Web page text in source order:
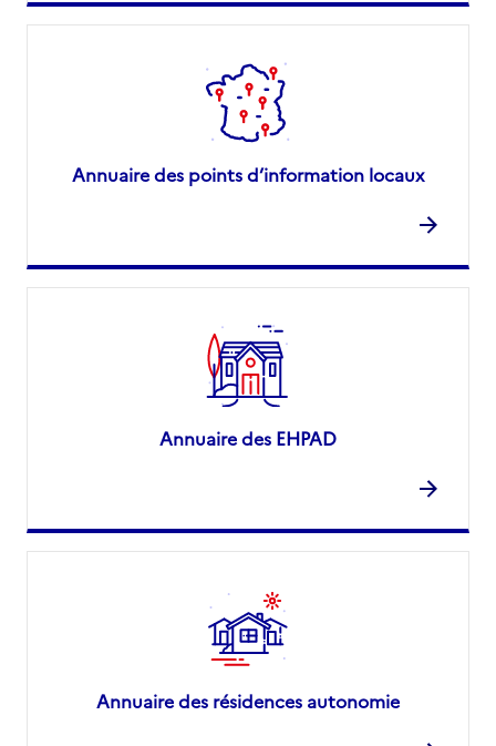
Annuaire des points d’information locaux
Annuaire des EHPAD
Annuaire des résidences autonomie